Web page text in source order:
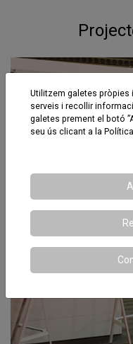
Utilitzem galetes pròpies
serveis i recollir
galetes prement el botó
seu ús clicant a la